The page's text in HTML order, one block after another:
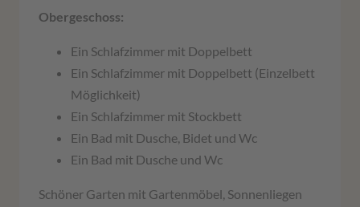
Obergeschoss:
Ein Schlafzimmer mit Doppelbett
Ein Schlafzimmer mit Doppelbett (Einzelbett
Möglichkeit)
Ein Schlafzimmer mit Stockbett
Ein Bad mit Dusche, Bidet und Wc
Ein Bad mit Dusche und Wc
Schöner Garten mit Gartenmöbel, Sonnenliegen